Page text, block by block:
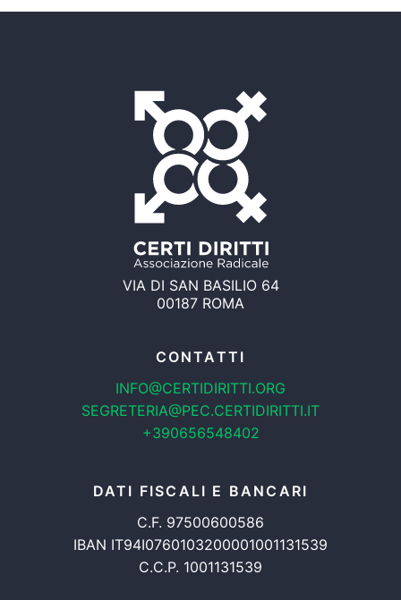
VIA DI SAN BASILIO 64
00187 ROMA
CONTATTI
INFO@CERTIDIRITTI.ORG
SEGRETERIA@PEC.CERTIDIRITTI.IT
+390656548402
DATI FISCALI E BANCARI
C.F. 97500600586
IBAN IT94I0760103200001001131539
C.C.P. 1001131539